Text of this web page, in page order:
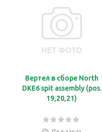
Вертел в сборе North
DKE6 spit assembly (pos.
19,20,21)